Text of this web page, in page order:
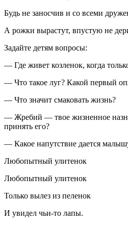
Будь не заносчив и со всеми
А рожки вырастут, впустую не
Задайте детям вопросы:
— Где живет козленок, когда
— Что такое луг? Какой первый
— Что значит смаковать жизнь?
— Жребий — твое жизненное
принять его?
— Какое напутствие дается
Любопытный улитенок
Любопытный улитенок
Только вылез из пеленок
И увидел чьи-то лапы.